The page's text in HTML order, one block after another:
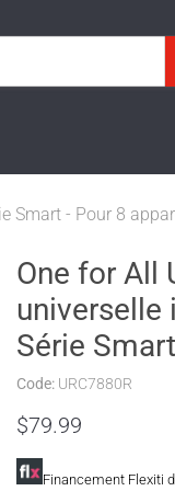
Smart - Pour 8
One for All
universelle
Série
Code: URC7880R
$79.99
Financement Flexiti